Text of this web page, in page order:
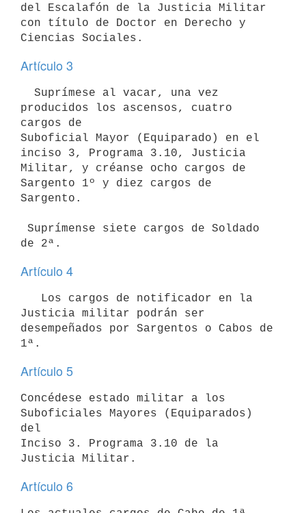
del Escalafón de la Justicia Militar
con título de Doctor en Derecho y
Artículo 3
producidos los ascensos, cuatro
cargos de
Suboficial Mayor (Equiparado) en el
inciso 3, Programa 3.10, Justicia
Militar, y créanse ocho cargos de
Sargento 1º y diez cargos de
Sargento.
Artículo 4
Justicia militar podrán ser
desempeñados por Sargentos o Cabos de
Artículo 5
Concédese estado militar a los
Suboficiales Mayores (Equiparados)
del
Inciso 3. Programa 3.10 de la
Artículo 6